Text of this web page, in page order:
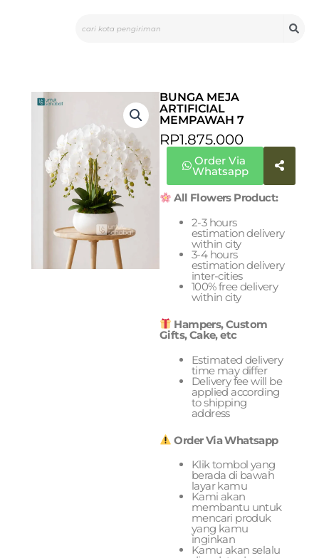
BUNGA MEJA
ARTIFICIAL
MEMPAWAH 7
RP1.875.000
Order Via
Whatsapp
All Flowers Product:
2-3 hours
estimation delivery
within city
3-4 hours
estimation delivery
inter-cities
100% free delivery
within city
Hampers, Custom
Gifts, Cake, etc
Estimated delivery
time may differ
Delivery fee will be
applied according
to shipping
address
Order Via Whatsapp
Klik tombol yang
berada di bawah
layar kamu
Kami akan
membantu untuk
mencari produk
yang kamu
inginkan
Kamu akan selalu